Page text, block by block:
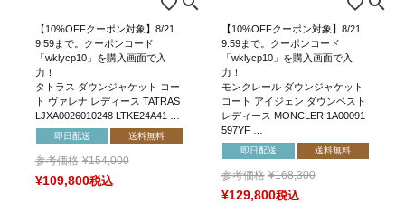
【10%OFFクーポン対象】8/21
9:59まで。クーポンコード
「wklycp10」を購入画面で入
力！
タトラス ダウンジャケット コー
ト ヴァレナ レディース TATRAS
LJXA0026010248 LTKE24A41 …
即日配送 送料無料
参考価格 ¥154,000
¥109,800税込
【10%OFFクーポン対象】8/21
9:59まで。クーポンコード
「wklycp10」を購入画面で入
力！
モンクレール ダウンジャケット
コート アイジェン ダウンベスト
レディース MONCLER 1A00091
597YF …
即日配送 送料無料
参考価格 ¥168,300
¥129,800税込